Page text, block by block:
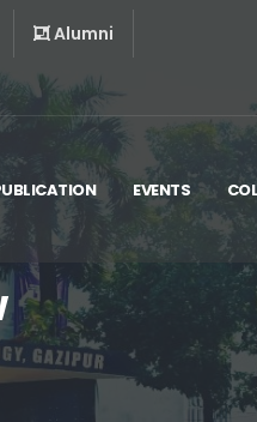
Alumni
EVENTS